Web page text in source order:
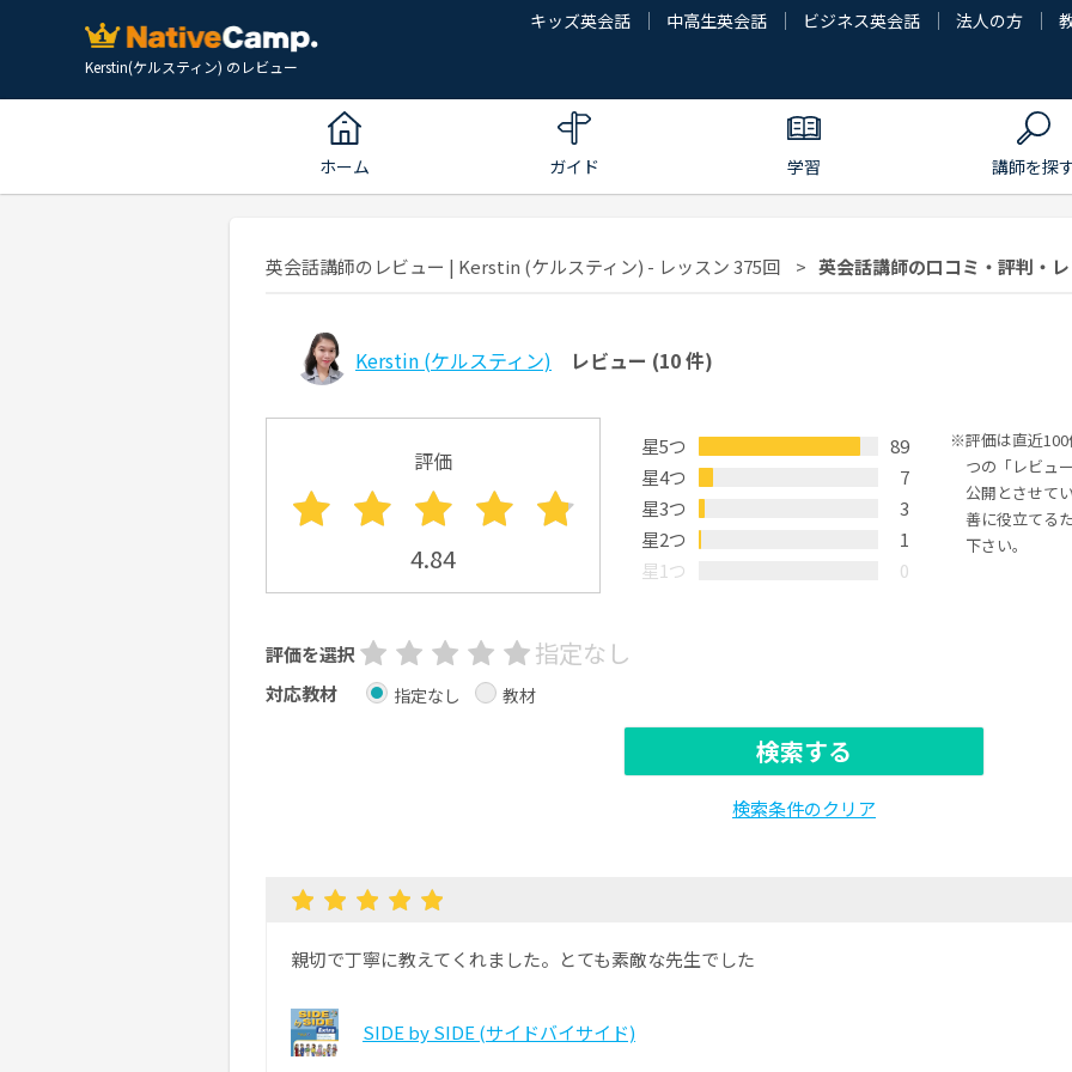
Kerstin(ケルスティン) のレビュー
キッズ英会話 中高生英会話 ビジネス英会話 法人の方
ホーム ガイド 学習 講師を探
英会話講師のレビュー | Kerstin (ケルスティン) - レッスン 375回 英会話講師の口コミ・評判・
Kerstin (ケルスティン) レビュー (10 件)
評価
4.84
星5つ
89
星4つ
7
星3つ
3
星2つ
1
星1つ
0
評価は直近
つの「レビュ
公開とさせて
善に役立てる
下さい。
評価を選択 指定なし
対応教材 指定なし 教材
検索する
検索条件のクリア
親切で丁寧に教えてくれました。とても素敵な先生でした
SIDE by SIDE (サイドバイサイド)